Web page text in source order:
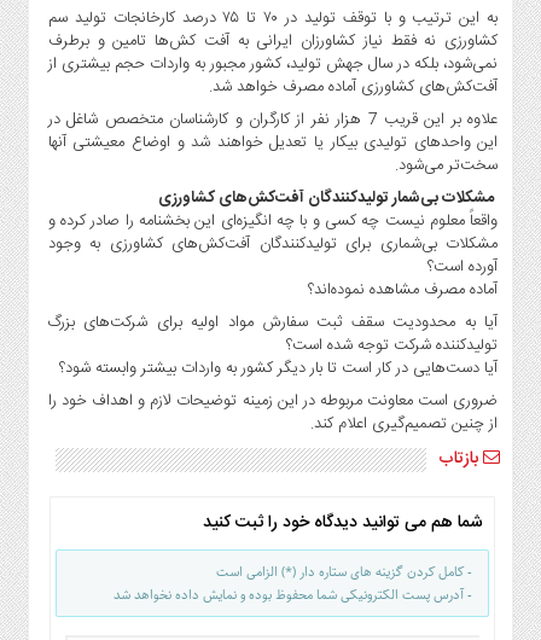
به این ترتیب و با توقف تولید در ۷۰ تا ۷۵ درصد کارخانجات تولید سم
کشاورزی نه فقط نیاز کشاورزان ایرانی به آفت کش‌ها تامین و برطرف
نمی‌شود، بلکه در سال جهش تولید، کشور مجبور به واردات حجم بیشتری از
آفت‌کش‌های کشاورزی آماده مصرف خواهد شد.
علاوه بر این قریب 7 هزار نفر از کارگران و کارشناسان متخصص شاغل در
این واحدهای تولیدی بیکار یا تعدیل خواهند شد و اوضاع معیشتی آنها
سخت‌تر می‌شود.
مشکلات بی‌شمار تولیدکنندگان آفت‌کش‌های کشاورزی
واقعاً معلوم نیست چه کسی و با چه انگیزه‌ای این بخشنامه را صادر کرده و
مشکلات بی‌شماری برای تولیدکنندگان آفت‌کش‌های کشاورزی به وجود
آورده است؟
آماده مصرف مشاهده نموده‌اند؟
آیا به محدودیت سقف ثبت سفارش مواد اولیه برای شرکت‌های بزرگ
تولیدکننده شرکت توجه شده است؟
آیا دست‌هایی در کار است تا بار دیگر کشور به واردات بیشتر وابسته شود؟
ضروری است معاونت مربوطه در این زمینه توضیحات لازم و اهداف خود را
از چنین تصمیم‌گیری اعلام کند.
بازتاب
شما هم می توانید دیدگاه خود را ثبت کنید
- کامل کردن گزینه های ستاره دار (*) الزامی است
- آدرس پست الکترونیکی شما محفوظ بوده و نمایش داده نخواهد شد